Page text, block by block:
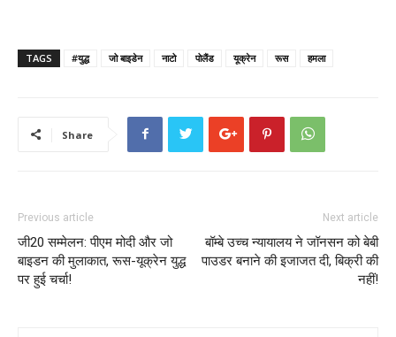
TAGS #युद्ध जो बाइडेन नाटो पोलैंड यूक्रेन रूस हमला
Share
Previous article
जी20 सम्मेलन: पीएम मोदी और जो
बाइडन की मुलाकात, रूस-यूक्रेन युद्ध
पर हुई चर्चा!
Next article
बॉम्बे उच्च न्यायालय ने जॉनसन को बेबी
पाउडर बनाने की इजाजत दी, बिक्री की
नहीं!